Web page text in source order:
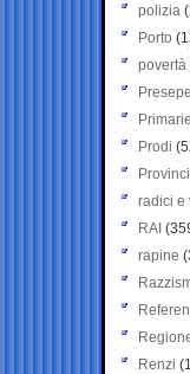
polizia
Porto
povertà
Presepe
Primarie
Prodi
radici e
RAI
rapine
Renzi